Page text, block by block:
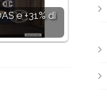
e +31% di